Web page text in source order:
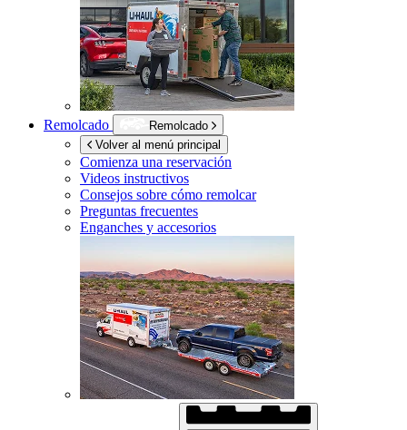
Remolcado
Remolcado
Volver al menú principal
Comienza una reservación
Videos instructivos
Consejos sobre cómo remolcar
Preguntas frecuentes
Enganches y accesorios